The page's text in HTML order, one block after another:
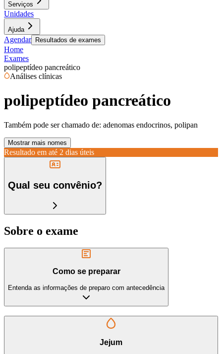
Serviços
Unidades
Ajuda
Agendar Resultados de exames
Home
Exames
polipeptídeo pancreático
Análises clínicas
polipeptídeo pancreático
Também pode ser chamado de: adenomas endocrinos, polipan
Mostrar mais nomes
Resultado em até 2 dias úteis
Qual seu convênio?
Sobre o exame
Como se preparar
Entenda as informações de preparo com antecedência
Jejum